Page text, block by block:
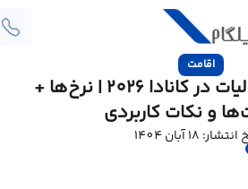
اقامت
راهنمای کامل مالیات در کانادا 2026 | نرخ‌ها +
و نکات کاربردی
18 آبان 1404